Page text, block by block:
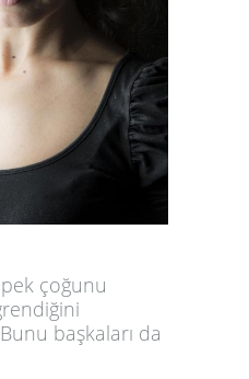
pek çoğunu
başkaları da